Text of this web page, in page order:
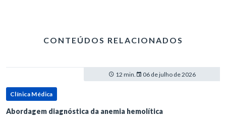
CONTEÚDOS RELACIONADOS
12 min. 06 de julho de 2026
Clínica Médica
Abordagem diagnóstica da anemia hemolítica